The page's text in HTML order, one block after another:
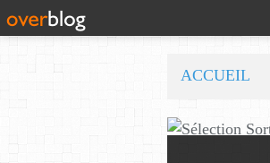
ACCUEIL